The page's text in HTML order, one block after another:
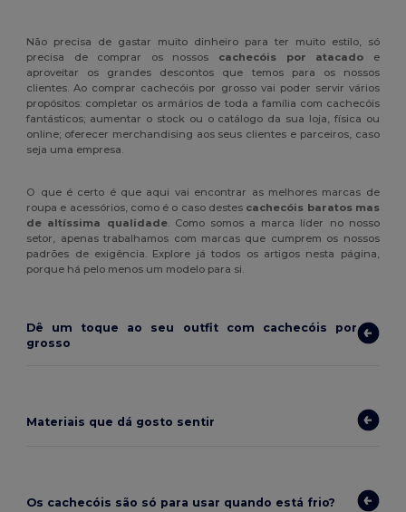
Não precisa de gastar muito dinheiro para ter muito estilo, só
precisa de comprar os nossos cachecóis por atacado e
aproveitar os grandes descontos que temos para os nossos
clientes. Ao comprar cachecóis por grosso vai poder servir vários
propósitos: completar os armários de toda a família com cachecóis
fantásticos; aumentar o stock ou o catálogo da sua loja, física ou
online; oferecer merchandising aos seus clientes e parceiros, caso
seja uma empresa.
O que é certo é que aqui vai encontrar as melhores marcas de
roupa e acessórios, como é o caso destes cachecóis baratos mas
de altíssima qualidade. Como somos a marca líder no nosso
setor, apenas trabalhamos com marcas que cumprem os nossos
padrões de exigência. Explore já todos os artigos nesta página,
porque há pelo menos um modelo para si.
Dê um toque ao seu outfit com cachecóis por
grosso
Materiais que dá gosto sentir
Os cachecóis são só para usar quando está frio?